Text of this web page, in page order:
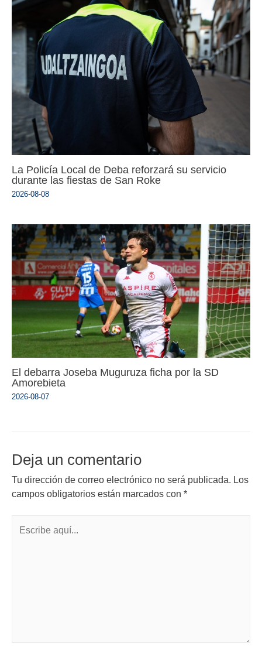
La Policía Local de Deba reforzará su servicio
durante las fiestas de San Roke
2026-08-08
El debarra Joseba Muguruza ficha por la SD
Amorebieta
2026-08-07
Deja un comentario
Tu dirección de correo electrónico no será publicada. Los
campos obligatorios están marcados con *